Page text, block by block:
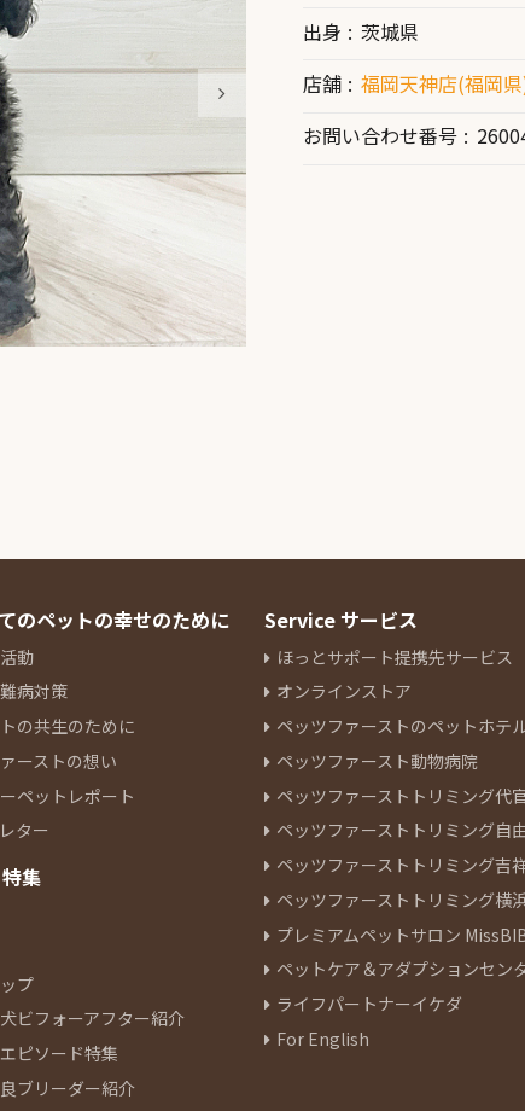
出身
茨城県
店舗
福岡天神店(福岡
お問い合わせ番号
のペットの幸せのために
動
病対策
の共生のために
ーストの想い
ペットレポート
ター
集
プ
ビフォーアフター紹介
ピソード特集
ブリーダー紹介
Service サービス
ほっとサポート提携先サービス
オンラインストア
ペッツファーストのペットホテ
ペッツファースト動物病院
ペッツファーストトリミング代
ペッツファーストトリミング自
ペッツファーストトリミング吉
ペッツファーストトリミング横
プレミアムペットサロン
ペットケア＆アダプションセン
ライフパートナーイケダ
For English